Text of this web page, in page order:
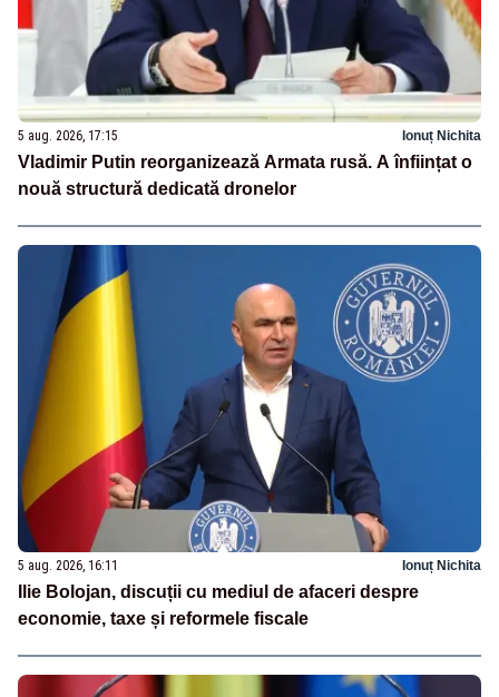
5 aug. 2026, 17:15 Ionuț Nichita
Vladimir Putin reorganizează Armata rusă. A înființat o
nouă structură dedicată dronelor
5 aug. 2026, 16:11 Ionuț Nichita
Ilie Bolojan, discuții cu mediul de afaceri despre
economie, taxe și reformele fiscale